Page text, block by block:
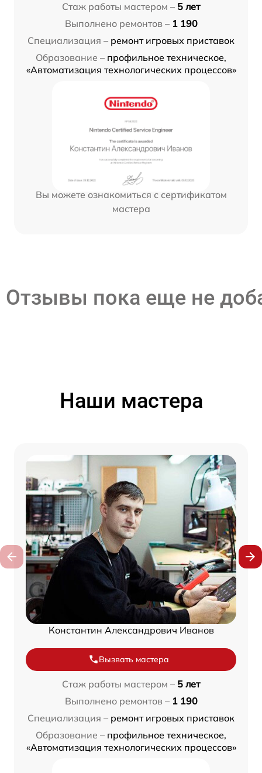
Стаж работы мастером – 5 лет
Выполнено ремонтов – 1 190
Специализация – ремонт игровых приставок
Образование – профильное техническое,
«Автоматизация технологических процессов»
Вы можете ознакомиться с сертификатом
мастера
Отзывы пока еще не
Наши мастера
Константин Александрович Иванов
Вызвать мастера
Стаж работы мастером – 5 лет
Выполнено ремонтов – 1 190
Специализация – ремонт игровых приставок
Образование – профильное техническое,
«Автоматизация технологических процессов»